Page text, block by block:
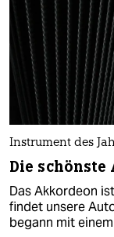
Instrument des
Die
Das Akkordeon
findet unsere
begann mit